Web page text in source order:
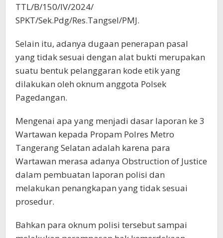
TTL/B/150/IV/2024/
SPKT/Sek.Pdg/Res.Tangsel/PMJ.
Selain itu, adanya dugaan penerapan pasal
yang tidak sesuai dengan alat bukti merupakan
suatu bentuk pelanggaran kode etik yang
dilakukan oleh oknum anggota Polsek
Pagedangan.
Mengenai apa yang menjadi dasar laporan ke 3
Wartawan kepada Propam Polres Metro
Tangerang Selatan adalah karena para
Wartawan merasa adanya Obstruction of Justice
dalam pembuatan laporan polisi dan
melakukan penangkapan yang tidak sesuai
prosedur.
Bahkan para oknum polisi tersebut sampai